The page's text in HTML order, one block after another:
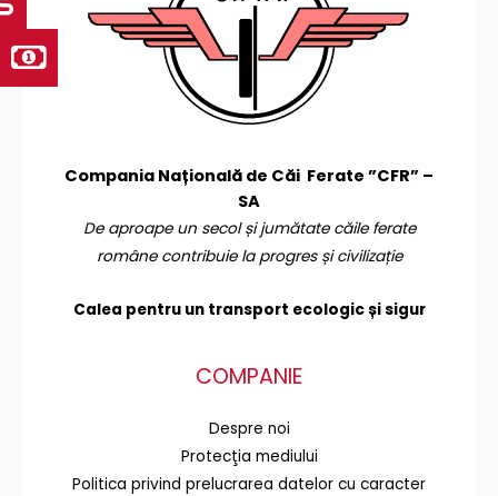
Compania Națională de Căi Ferate ”CFR” –
SA
De aproape un secol și jumătate căile ferate
române contribuie la progres și civilizație
Calea pentru un transport ecologic și sigur
COMPANIE
Despre noi
Protecţia mediului
Politica privind prelucrarea datelor cu caracter